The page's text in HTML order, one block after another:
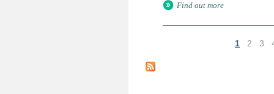
Find out more
т
1 2 3